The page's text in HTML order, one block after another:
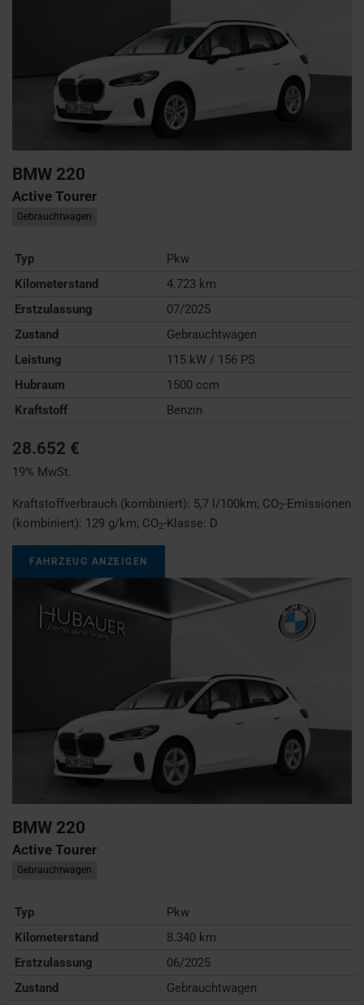
BMW 220
Active Tourer
Gebrauchtwagen
Typ
Pkw
Kilometerstand
4.723 km
Erstzulassung
07/2025
Zustand
Gebrauchtwagen
Leistung
115 kW / 156 PS
Hubraum
1500 ccm
Kraftstoff
Benzin
28.652 €
19% MwSt.
Kraftstoffverbrauch (kombiniert): 5,7 l/100km; CO2-Emissionen
(kombiniert): 129 g/km; CO2-Klasse: D
FAHRZEUG ANZEIGEN
BMW 220
Active Tourer
Gebrauchtwagen
Typ
Pkw
Kilometerstand
8.340 km
Erstzulassung
06/2025
Zustand
Gebrauchtwagen